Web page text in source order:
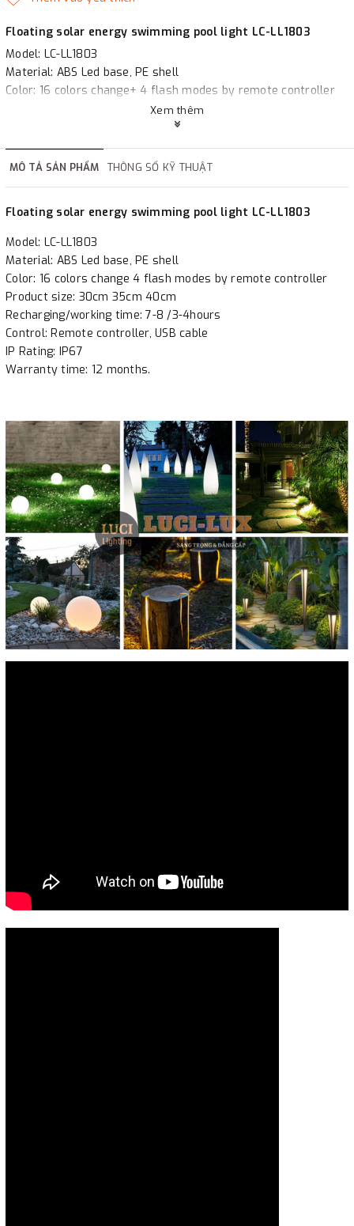
Floating solar energy swimming pool light LC-LL1803
Model: LC-LL1803
Material: ABS Led base, PE shell
Color: 16 colors change+ 4 flash modes by remote controller
Product size: 30cm 35cm 40cm
Recharging/working time: 7-8 /3-4hours
Control: Remote controller, USB cable
IP Rating: IP67
Xem thêm
MÔ TẢ SẢN PHẨM THÔNG SỐ KỸ THUẬT
Floating solar energy swimming pool light LC-LL1803
Model: LC-LL1803
Material: ABS Led base, PE shell
Color: 16 colors change 4 flash modes by remote controller
Product size: 30cm 35cm 40cm
Recharging/working time: 7-8 /3-4hours
Control: Remote controller, USB cable
IP Rating: IP67
Warranty time: 12 months.